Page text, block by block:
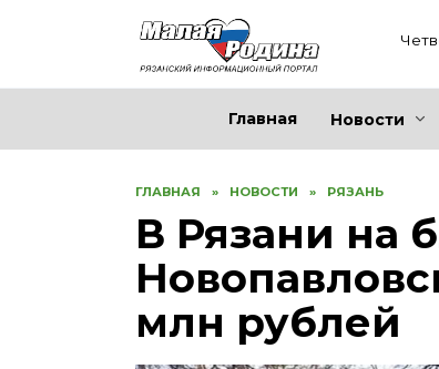
Главная Новости
ГЛАВНАЯ » НОВОСТИ » РЯЗАНЬ
В Рязани на
млн рублей